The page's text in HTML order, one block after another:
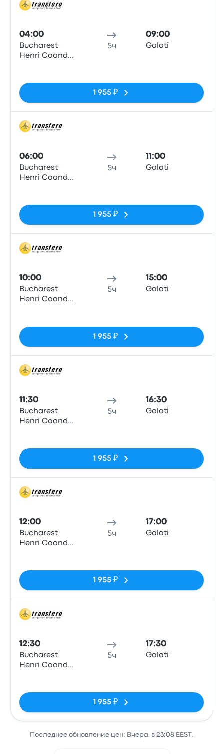
04:00
Bucharest
Henri Coanda
5ч
09:00
Galati
1 955 ₽
06:00
Bucharest
Henri Coanda
5ч
11:00
Galati
1 955 ₽
10:00
Bucharest
Henri Coanda
5ч
15:00
Galati
1 955 ₽
11:30
Bucharest
Henri Coanda
5ч
16:30
Galati
1 955 ₽
12:00
Bucharest
Henri Coanda
5ч
17:00
Galati
1 955 ₽
12:30
Bucharest
Henri Coanda
5ч
17:30
Galati
1 955 ₽
Последнее обновление цен: Вчера, в 23:08 EEST.